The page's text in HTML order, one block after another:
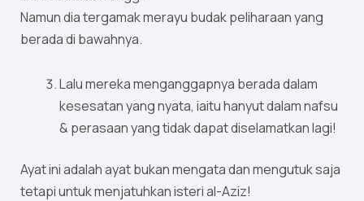
Namun dia tergamak merayu budak peliharaan yang
berada di bawahnya.
Lalu mereka menganggapnya berada dalam
kesesatan yang nyata, iaitu hanyut dalam nafsu
& perasaan yang tidak dapat diselamatkan lagi!
Ayat ini adalah ayat bukan mengata dan mengutuk saja
tetapi untuk menjatuhkan isteri al-Aziz!